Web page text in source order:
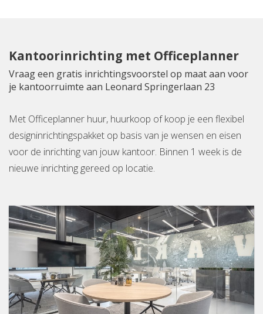
Kantoorinrichting met Officeplanner
Vraag een gratis inrichtingsvoorstel op maat aan voor
je kantoorruimte aan Leonard Springerlaan 23
Met Officeplanner huur, huurkoop of koop je een flexibel
designinrichtingspakket op basis van je wensen en eisen
voor de inrichting van jouw kantoor. Binnen 1 week is de
nieuwe inrichting gereed op locatie.